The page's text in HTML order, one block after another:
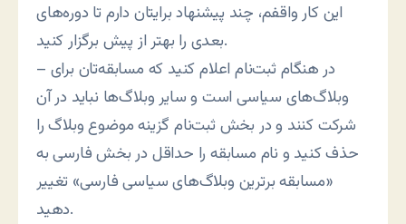
این کار واقفم، چند پیشنهاد برایتان دارم تا دوره‌های
بعدی را بهتر از پیش برگزار کنید.
– در هنگام ثبت‌نام اعلام کنید که مسابقه‌تان برای
وبلاگ‌های سیاسی است و سایر وبلاگ‌ها نباید در آن
شرکت کنند و در بخش ثبت‌نام گزینه موضوع وبلاگ را
حذف کنید و نام مسابقه را حداقل در بخش فارسی به
«مسابقه برترین وبلاگ‌های سیاسی فارسی» تغییر
دهید.